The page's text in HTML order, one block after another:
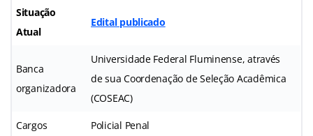
Situação
Atual
Edital publicado
Banca
organizadora
Universidade Federal Fluminense, através
de sua Coordenação de Seleção Acadêmica
(COSEAC)
Cargos Policial Penal